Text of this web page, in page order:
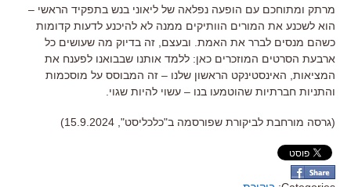
מרתק ומתוחכם עם הופעה נפלאה של ליאוני בנש בתפקיד הראשי –
הוא לשכנע את המורים הוותיקים ממנה לא להיכנע לדעות קדומות
כשהם מנסים לברר את האמת ובעצם זה בדיוק מה שעושים כל
ארבעת הסרטים המוזכרים כאן: ללמד אותנו שבבואנו לפענח את
המציאות האינסטינקט הראשון שלנו – זה המבוסס על מוסכמות
והתניות חברתיות שהוטמעו בנו – עשוי להיות שגוי
(גרסה מורחבת לביקורת שפורסמה ב"כלכליסט", 15.9.2024)